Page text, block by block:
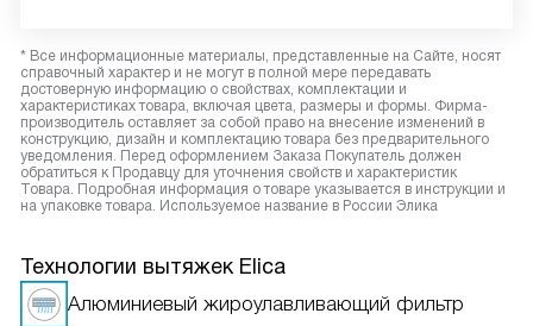
* Все информационные материалы, представленные на Сайте, носят
справочный характер и не могут в полной мере передавать
достоверную информацию о свойствах, комплектации и
характеристиках товара, включая цвета, размеры и формы. Фирма-
производитель оставляет за собой право на внесение изменений в
конструкцию, дизайн и комплектацию товара без предварительного
уведомления. Перед оформлением Заказа Покупатель должен
обратиться к Продавцу для уточнения свойств и характеристик
Товара. Подробная информация о товаре указывается в инструкции и
на упаковке товара. Используемое название в России Элика
Технологии вытяжек Elica
Алюминиевый жироулавливающий фильтр